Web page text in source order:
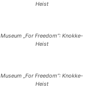
Heist
Museum „For Freedom“: Knokke-
Heist
Museum „For Freedom“: Knokke-
Heist